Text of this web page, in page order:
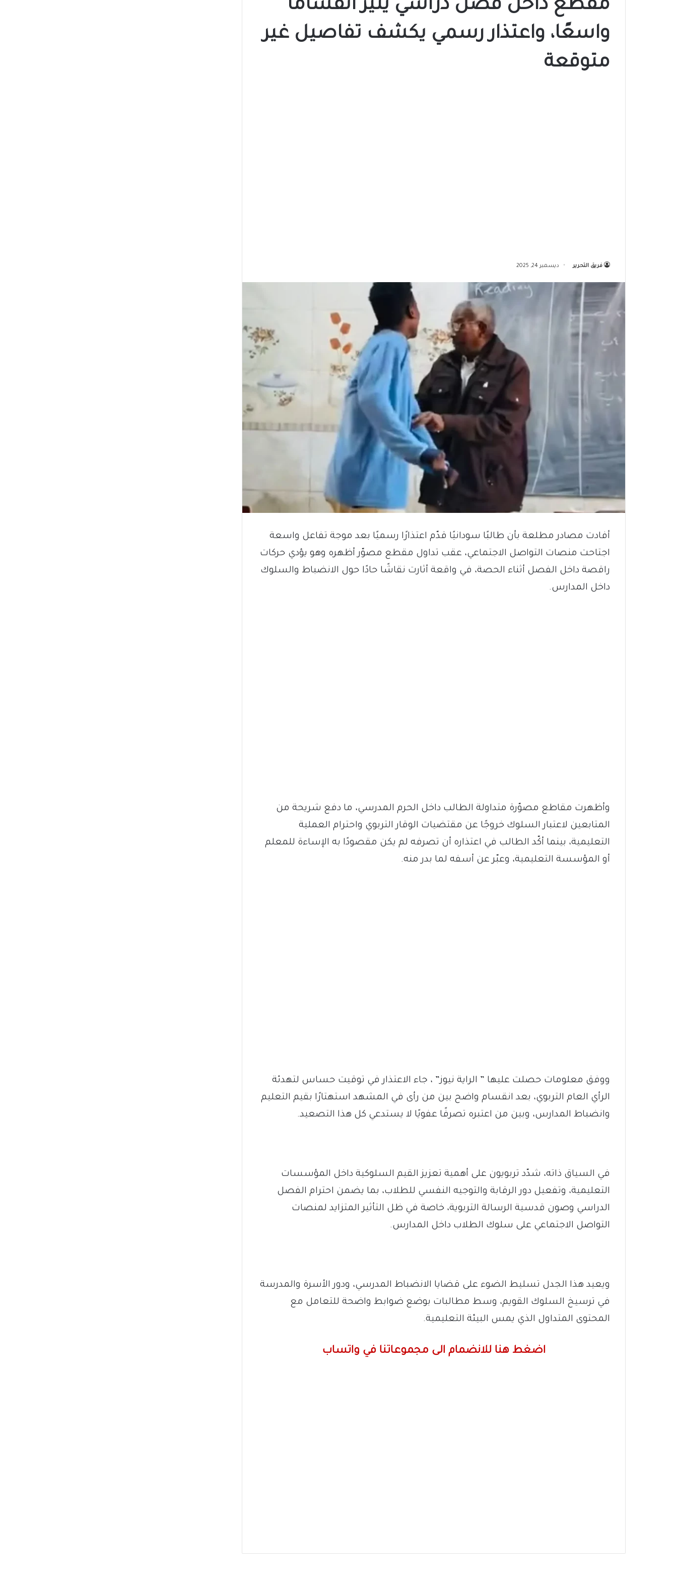
مقطع داخل فصل دراسي يثير انقسامًا
واسعًا، واعتذار رسمي يكشف تفاصيل غير
متوقعة
فريق التحرير ديسمبر 24, 2025
أفادت مصادر مطلعة بأن طالبًا سودانيًا قدّم اعتذارًا رسميًا بعد موجة تفاعل واسعة
اجتاحت منصات التواصل الاجتماعي، عقب تداول مقطع مصوّر أظهره وهو يؤدي حركات
راقصة داخل الفصل أثناء الحصة، في واقعة أثارت نقاشًا حادًا حول الانضباط والسلوك
داخل المدارس.
وأظهرت مقاطع مصوّرة متداولة الطالب داخل الحرم المدرسي، ما دفع شريحة من
المتابعين لاعتبار السلوك خروجًا عن مقتضيات الوقار التربوي واحترام العملية
التعليمية، بينما أكّد الطالب في اعتذاره أن تصرفه لم يكن مقصودًا به الإساءة للمعلم
أو المؤسسة التعليمية، وعبّر عن أسفه لما بدر منه.
ووفق معلومات حصلت عليها ” الراية نيوز” ، جاء الاعتذار في توقيت حساس لتهدئة
الرأي العام التربوي، بعد انقسام واضح بين من رأى في المشهد استهتارًا بقيم التعليم
وانضباط المدارس، وبين من اعتبره تصرفًا عفويًا لا يستدعي كل هذا التصعيد.
في السياق ذاته، شدّد تربويون على أهمية تعزيز القيم السلوكية داخل المؤسسات
التعليمية، وتفعيل دور الرقابة والتوجيه النفسي للطلاب، بما يضمن احترام الفصل
الدراسي وصون قدسية الرسالة التربوية، خاصة في ظل التأثير المتزايد لمنصات
التواصل الاجتماعي على سلوك الطلاب داخل المدارس.
ويعيد هذا الجدل تسليط الضوء على قضايا الانضباط المدرسي، ودور الأسرة والمدرسة
في ترسيخ السلوك القويم، وسط مطالبات بوضع ضوابط واضحة للتعامل مع
المحتوى المتداول الذي يمس البيئة التعليمية.
اضغط هنا للانضمام الى مجموعاتنا في واتساب